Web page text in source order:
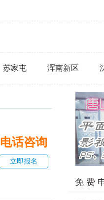
苏家屯 浑南新区
电话咨询
立即报名
免 费